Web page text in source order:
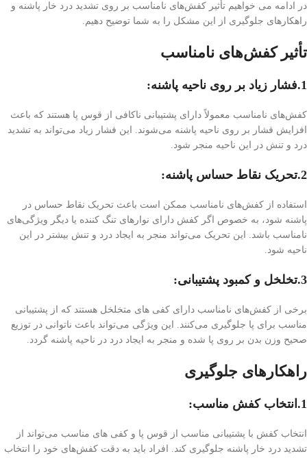
در ادامه می خواهیم تأثیر کفش‌های نامناسب بر روی تشدید درد خار پاشنه و
راهکارهای جلوگیری از این مشکل را به شما توضیح دهیم.
تأثیر کفش‌های نامناسب
1.فشار زیاد بر روی ناحیه پاشنه:
کفش‌های نامناسب معمولاً دارای پشتیبانی ناکافی از قوس پا هستند که باعث
افزایش فشار بر روی ناحیه پاشنه می‌شوند. این فشار زیاد می‌تواند به تشدید
درد و تنش در این ناحیه منجر شود.
2.تحریک نقاط حساس پاشنه:
استفاده از کفش‌های نامناسب ممکن است باعث تحریک نقاط حساس در
پاشنه شود، به خصوص اگر کفش دارای نوارهای تنگ کننده یا دیگر ویژگی‌های
نامناسب باشد. این تحریک می‌تواند منجر به ایجاد درد و تنش بیشتر در این
ناحیه شود.
3.تخلخل و کمبود پشتیبانی:
برخی از کفش‌های نامناسب دارای کفی های متخلخل هستند که از پشتیبانی
مناسب برای پا جلوگیری می‌کنند. این ویژگی می‌تواند باعث ناتوانی در توزیع
صحیح وزن بدن بر روی پا شده و منجر به ایجاد درد در ناحیه پاشنه گردد.
راهکارهای جلوگیری
1.انتخاب کفش مناسب:
انتخاب کفش با پشتیبانی مناسب از قوس پا و کفی های مناسب می‌تواند از
تشدید درد خار پاشنه جلوگیری کند. افراد باید به دقت کفش‌های خود را انتخاب